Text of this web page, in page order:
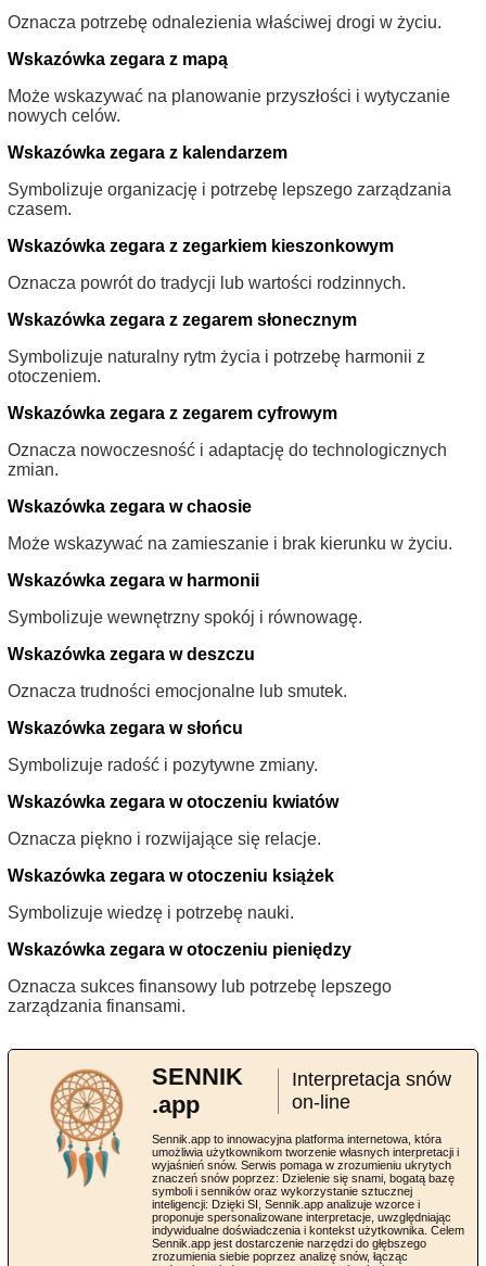
Oznacza potrzebę odnalezienia właściwej drogi w życiu.
Wskazówka zegara z mapą
Może wskazywać na planowanie przyszłości i wytyczanie
nowych celów.
Wskazówka zegara z kalendarzem
Symbolizuje organizację i potrzebę lepszego zarządzania
czasem.
Wskazówka zegara z zegarkiem kieszonkowym
Oznacza powrót do tradycji lub wartości rodzinnych.
Wskazówka zegara z zegarem słonecznym
Symbolizuje naturalny rytm życia i potrzebę harmonii z
otoczeniem.
Wskazówka zegara z zegarem cyfrowym
Oznacza nowoczesność i adaptację do technologicznych
zmian.
Wskazówka zegara w chaosie
Może wskazywać na zamieszanie i brak kierunku w życiu.
Wskazówka zegara w harmonii
Symbolizuje wewnętrzny spokój i równowagę.
Wskazówka zegara w deszczu
Oznacza trudności emocjonalne lub smutek.
Wskazówka zegara w słońcu
Symbolizuje radość i pozytywne zmiany.
Wskazówka zegara w otoczeniu kwiatów
Oznacza piękno i rozwijające się relacje.
Wskazówka zegara w otoczeniu książek
Symbolizuje wiedzę i potrzebę nauki.
Wskazówka zegara w otoczeniu pieniędzy
Oznacza sukces finansowy lub potrzebę lepszego
zarządzania finansami.
SENNIK
.app
Interpretacja snów
on-line
Sennik.app to innowacyjna platforma internetowa, która
umożliwia użytkownikom tworzenie własnych interpretacji i
wyjaśnień snów. Serwis pomaga w zrozumieniu ukrytych
znaczeń snów poprzez: Dzielenie się snami, bogatą bazę
symboli i senników oraz wykorzystanie sztucznej
inteligencji: Dzięki SI, Sennik.app analizuje wzorce i
proponuje spersonalizowane interpretacje, uwzględniając
indywidualne doświadczenia i kontekst użytkownika. Celem
Sennik.app jest dostarczenie narzędzi do głębszego
zrozumienia siebie poprzez analizę snów, łącząc